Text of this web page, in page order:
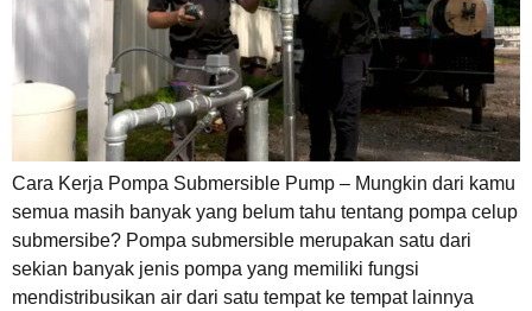
Cara Kerja Pompa Submersible Pump – Mungkin dari kamu
semua masih banyak yang belum tahu tentang pompa celup
submersibe? Pompa submersible merupakan satu dari
sekian banyak jenis pompa yang memiliki fungsi
mendistribusikan air dari satu tempat ke tempat lainnya